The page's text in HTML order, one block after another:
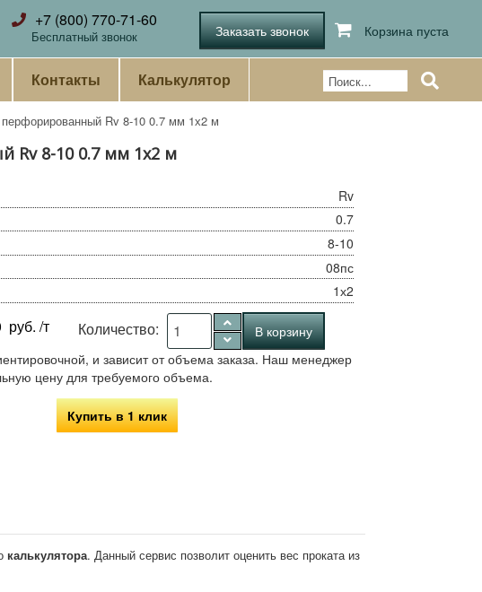
+7 (800) 770-71-60
Бесплатный звонок Корзина пуста
Контакты Калькулятор
Rv 8-10 0.7 мм 1х2 м
Rv 8-10 0.7 мм 1х2 м
Rv
0.7
8-10
08пс
1х2
руб. /т Количество:
и зависит от объема заказа. Наш менеджер
цену для требуемого объема.
Купить в 1 клик
калькулятора. Данный сервис позволит оценить вес проката из